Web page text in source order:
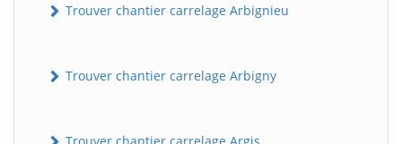
Trouver chantier carrelage Arbignieu
Trouver chantier carrelage Arbigny